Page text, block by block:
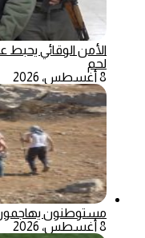
الأمن الوقائي
لحم
8 أغسطس، 2026
مستوطنون
8 أغسطس، 2026